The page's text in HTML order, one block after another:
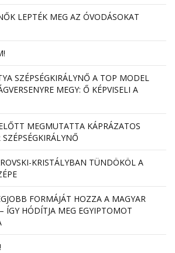
LEPTÉK MEG AZ ÓVODÁSOKAT
SZÉPSÉGKIRÁLYNŐ A TOP MODEL
MEGY: Ő KÉPVISELI A
MEGMUTATTA KÁPRÁZATOS
KRISTÁLYBAN TÜNDÖKÖL A
FORMÁJÁT HOZZA A MAGYAR
ÍGY HÓDÍTJA MEG EGYIPTOMOT